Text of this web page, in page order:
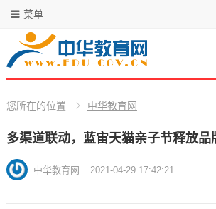
菜单
您所在的位置 中华教育网
多渠道联动，蓝宙天猫亲子节释放品
中华教育网 2021-04-29 17:42:21